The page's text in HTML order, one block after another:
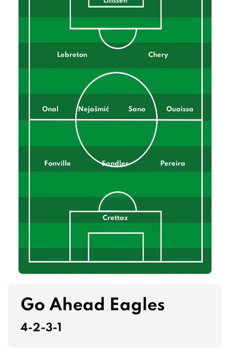
Lebreton Chery
Onal Nejašmić Sano Ouaissa
Fonville Sandler Pereira
Crettaz
Go Ahead Eagles
4-2-3-1